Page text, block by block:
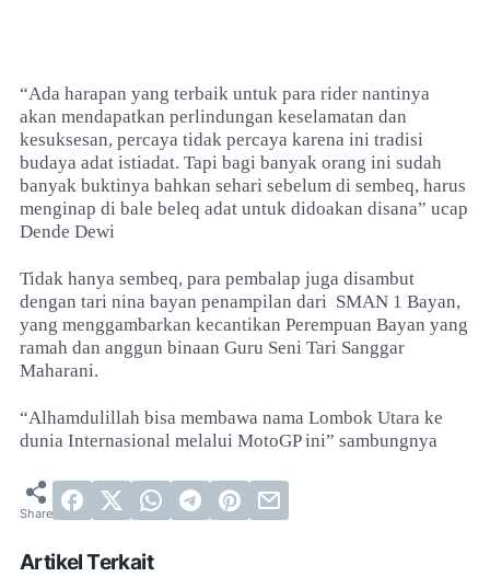
“Ada harapan yang terbaik untuk para rider nantinya
akan mendapatkan perlindungan keselamatan dan
kesuksesan, percaya tidak percaya karena ini tradisi
budaya adat istiadat. Tapi bagi banyak orang ini sudah
banyak buktinya bahkan sehari sebelum di sembeq, harus
menginap di bale beleq adat untuk didoakan disana” ucap
Dende Dewi
Tidak hanya sembeq, para pembalap juga disambut
dengan tari nina bayan penampilan dari SMAN 1 Bayan,
yang menggambarkan kecantikan Perempuan Bayan yang
ramah dan anggun binaan Guru Seni Tari Sanggar
Maharani.
“Alhamdulillah bisa membawa nama Lombok Utara ke
dunia Internasional melalui MotoGP ini” sambungnya
Artikel Terkait